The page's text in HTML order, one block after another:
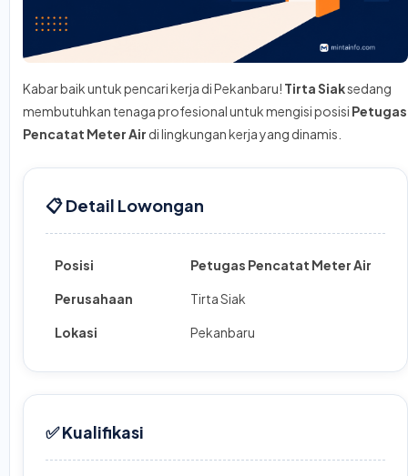
Kabar baik untuk pencari kerja di Pekanbaru! Tirta Siaksedang
membutuhkan tenaga profesional untuk mengisi posisi Petugas
Pencatat Meter Air di lingkungan kerja yang dinamis.
📋 Detail Lowongan
Posisi Petugas Pencatat Meter Air
Perusahaan Tirta Siak
Lokasi Pekanbaru
✅ Kualifikasi